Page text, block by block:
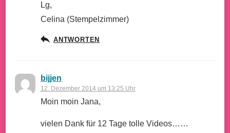
Lg,
Celina (Stempelzimmer)
ANTWORTEN
bijjen
12. Dezember 2014 um 13:25 Uhr
Moin moin Jana,
vielen Dank für 12 Tage tolle Videos……